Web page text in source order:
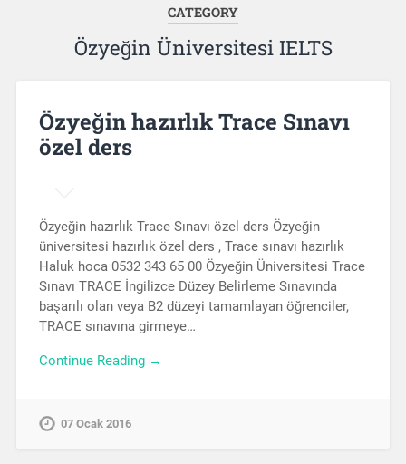
CATEGORY
Özyeğin Üniversitesi IELTS
Özyeğin hazırlık Trace Sınavı
özel ders
Özyeğin hazırlık Trace Sınavı özel ders Özyeğin
üniversitesi hazırlık özel ders , Trace sınavı hazırlık
Haluk hoca 0532 343 65 00 Özyeğin Üniversitesi Trace
Sınavı TRACE İngilizce Düzey Belirleme Sınavında
başarılı olan veya B2 düzeyi tamamlayan öğrenciler,
TRACE sınavına girmeye…
Continue Reading →
07 Ocak 2016